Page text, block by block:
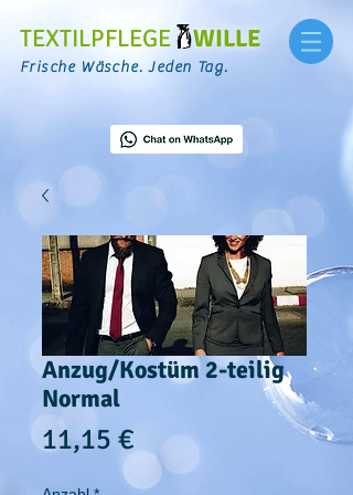
TEXTILPFLEGEWILLE
Frische Wäsche. Jeden Tag.
Anzug/Kostüm 2-teilig
Normal
11,15 € Preis